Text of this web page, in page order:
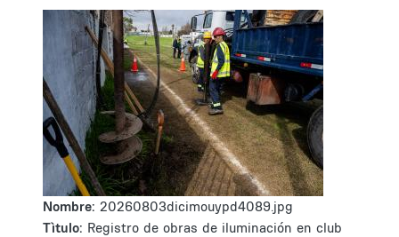
Nombre: 20260803dicimouypd4089.jpg
Tìtulo: Registro de obras de iluminación en club